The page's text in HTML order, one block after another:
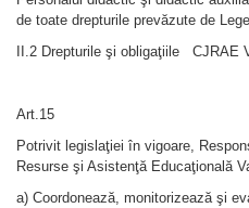
de toate drepturile prevăzute de
II.2 Drepturile şi obligaţiile CJRAE
Art.15
Potrivit legislaţiei în vigoare,
Resurse şi Asistenţă Educaţională
a) Coordonează, monitorizează şi